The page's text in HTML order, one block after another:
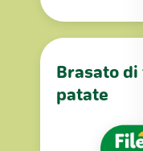
Brasato
patate